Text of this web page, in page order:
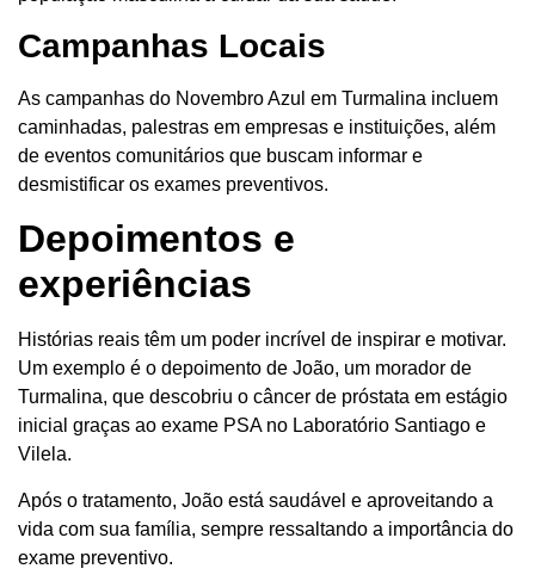
Campanhas Locais
As campanhas do Novembro Azul em Turmalina incluem
caminhadas, palestras em empresas e instituições, além
de eventos comunitários que buscam informar e
desmistificar os exames preventivos.
Depoimentos e
experiências
Histórias reais têm um poder incrível de inspirar e motivar.
Um exemplo é o depoimento de João, um morador de
Turmalina, que descobriu o câncer de próstata em estágio
inicial graças ao exame PSA no Laboratório Santiago e
Vilela.
Após o tratamento, João está saudável e aproveitando a
vida com sua família, sempre ressaltando a importância do
exame preventivo.